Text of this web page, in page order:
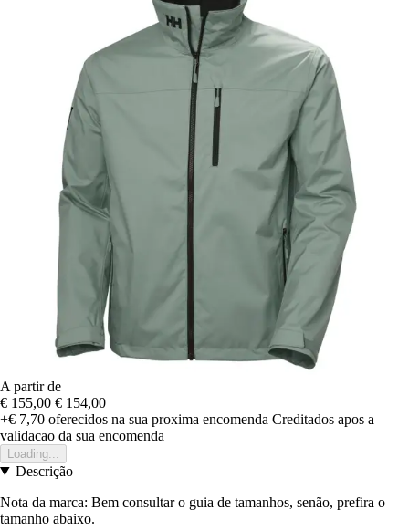
A partir de
€ 155,00 € 154,00
+€ 7,70 oferecidos na sua proxima encomenda Creditados apos a
validacao da sua encomenda
Loading...
Descrição
Nota da marca: Bem consultar o guia de tamanhos, senão, prefira o
tamanho abaixo.